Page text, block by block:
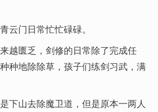
云门日常忙忙碌碌。
越匮乏，剑修的日常除了完成任
种地除除草，孩子们练剑习武，满
下山去除魔卫道，但是原本一两人